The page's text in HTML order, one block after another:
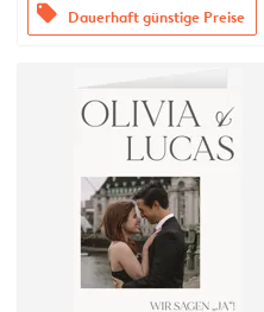
offers Dauerhaft günstige Preise